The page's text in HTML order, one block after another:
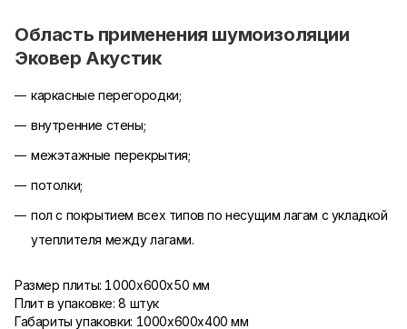
Область применения шумоизоляции
Эковер Акустик
каркасные перегородки;
внутренние стены;
межэтажные перекрытия;
потолки;
пол с покрытием всех типов по несущим лагам с укладкой
утеплителя между лагами.​
​Размер плиты: 1000х600х50 мм
Плит в упаковке: 8 штук
Габариты упаковки: 1000х600х400 мм